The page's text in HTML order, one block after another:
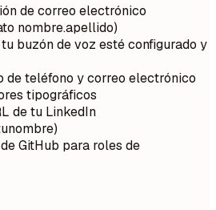
de correo electrónico
nombre.apellido)
buzón de voz esté configurado y
de teléfono y correo electrónico
tipográficos
de tu LinkedIn
GitHub para roles de